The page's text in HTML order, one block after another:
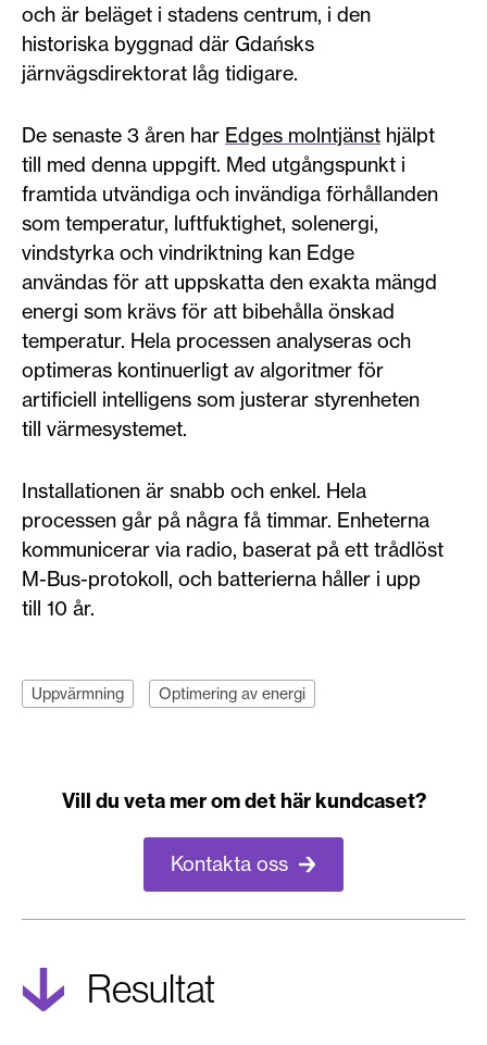
och är beläget i stadens centrum, i den
historiska byggnad där Gdańsks
järnvägsdirektorat låg tidigare.
De senaste 3 åren har Edges molntjänst hjälpt
till med denna uppgift. Med utgångspunkt i
framtida utvändiga och invändiga förhållanden
som temperatur, luftfuktighet, solenergi,
vindstyrka och vindriktning kan Edge
användas för att uppskatta den exakta mängd
energi som krävs för att bibehålla önskad
temperatur. Hela processen analyseras och
optimeras kontinuerligt av algoritmer för
artificiell intelligens som justerar styrenheten
till värmesystemet.
Installationen är snabb och enkel. Hela
processen går på några få timmar. Enheterna
kommunicerar via radio, baserat på ett trådlöst
M-Bus-protokoll, och batterierna håller i upp
till 10 år.
Uppvärmning Optimering av energi
Vill du veta mer om det här kundcaset?
Kontakta oss
Resultat